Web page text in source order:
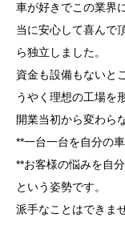
車が好きでこの業界
当に安心して喜んで
ら独立しました。
資金も設備もないと
うやく理想の工場を
開業当初から変わら
**一台一台を自分の
**お客様の悩みを自
という姿勢です。
派手なことはできま